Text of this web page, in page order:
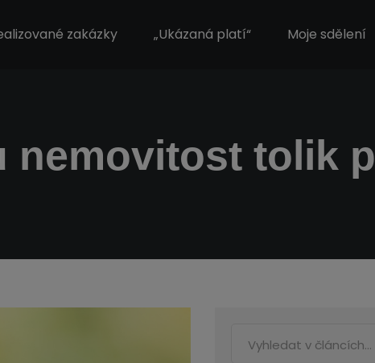
zakázky „Ukázaná platí“ Moje sdělení
nemovitost tolik